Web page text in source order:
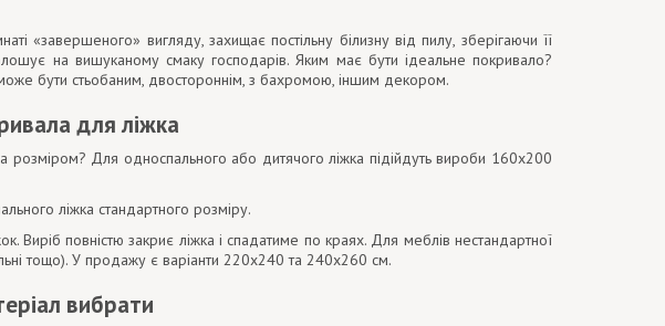
«завершеного» вигляду, захищає постільну білизну від пилу, зберігаючи її
на вишуканому смаку господарів. Яким має бути ідеальне покривало?
бути стьобаним, двостороннім, з бахромою, іншим декором.
для ліжка
розміром? Для односпального або дитячого ліжка підійдуть вироби 160х200
ліжка стандартного розміру.
повністю закриє ліжка і спадатиме по краях. Для меблів нестандартної
тощо). У продажу є варіанти 220х240 та 240х260 см.
вибрати